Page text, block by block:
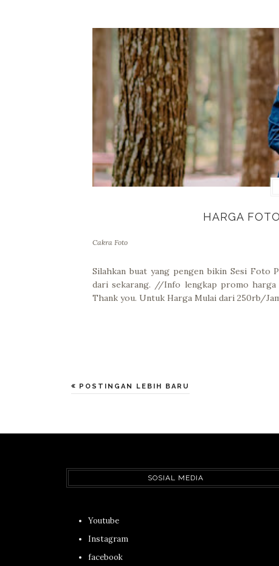
HARGA
Cakra Foto
Silahkan buat yang pengen bikin Sesi Foto
dari sekarang. //Info lengkap promo harga
Thank you. Untuk Harga Mulai dari 250rb/
POSTINGAN LEBIH BARU
SOSIAL MEDIA
Youtube
Instagram
facebook